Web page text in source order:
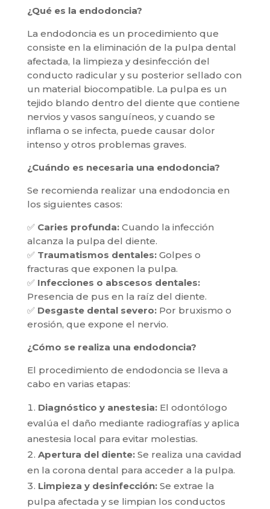
¿Qué es la endodoncia?
La endodoncia es un procedimiento que
consiste en la eliminación de la pulpa dental
afectada, la limpieza y desinfección del
conducto radicular y su posterior sellado con
un material biocompatible. La pulpa es un
tejido blando dentro del diente que contiene
nervios y vasos sanguíneos, y cuando se
inflama o se infecta, puede causar dolor
intenso y otros problemas graves.
¿Cuándo es necesaria una endodoncia?
Se recomienda realizar una endodoncia en
los siguientes casos:
✅ Caries profunda:Cuando la infección
alcanza la pulpa del diente.
✅ Traumatismos dentales:Golpes o
fracturas que exponen la pulpa.
✅ Infecciones o abscesos dentales:
Presencia de pus en la raíz del diente.
✅ Desgaste dental severo:Por bruxismo o
erosión, que expone el nervio.
¿Cómo se realiza una endodoncia?
El procedimiento de endodoncia se lleva a
cabo en varias etapas:
Diagnóstico y anestesia:El odontólogo
evalúa el daño mediante radiografías y aplica
anestesia local para evitar molestias.
Apertura del diente:Se realiza una cavidad
en la corona dental para acceder a la pulpa.
Limpieza y desinfección:Se extrae la
pulpa afectada y se limpian los conductos